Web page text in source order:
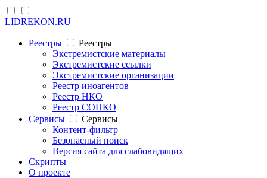
LIDREKON.RU
Реестры
Реестры
Экстремистские материалы
Экстремистские ссылки
Экстремистские организации
Реестр иноагентов
Реестр НКО
Реестр СОНКО
Cервисы
Cервисы
Контент-фильтр
Безопасный поиск
Версия сайта для слабовидящих
Скрипты
О проекте